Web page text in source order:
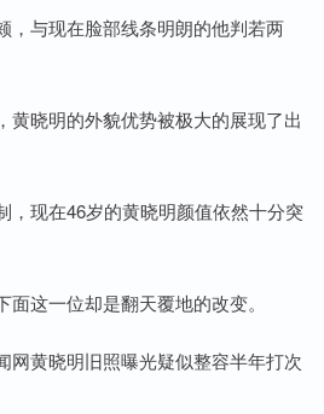
，与现在脸部线条明朗的他判若两
黄晓明的外貌优势被极大的展现了出
，现在46岁的黄晓明颜值依然十分突
这一位却是翻天覆地的改变。
网黄晓明旧照曝光疑似整容半年打次